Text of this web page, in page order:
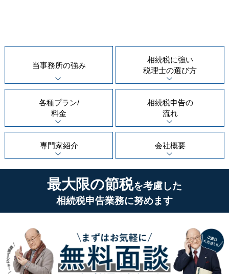
当事務所の強み
相続税に強い
税理士の選び方
各種プラン/
料金
相続税申告の
流れ
専門家紹介 会社概要
最大限の節税を考慮した
相続税申告業務に努めます